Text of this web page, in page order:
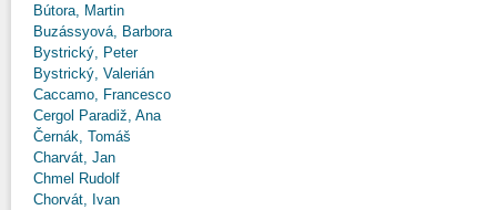
Bútora, Martin
Buzássyová, Barbora
Bystrický, Peter
Bystrický, Valerián
Caccamo, Francesco
Cergol Paradiž, Ana
Černák, Tomáš
Charvát, Jan
Chmel Rudolf
Chorvát, Ivan